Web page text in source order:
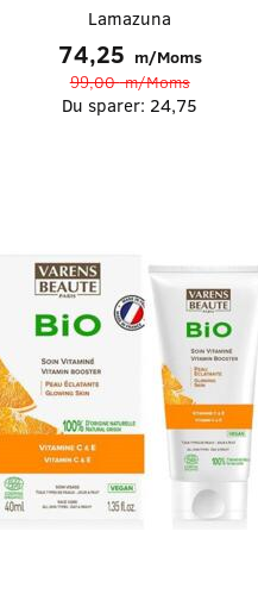
Se produktet
Lamazuna
74,25 m/Moms
99,00m/Moms
Du sparer: 24,75